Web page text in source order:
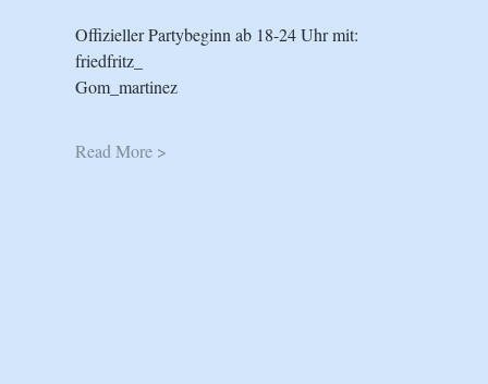
Offizieller Partybeginn ab 18-24 Uhr mit:
friedfritz_
Gom_martinez
Read More >